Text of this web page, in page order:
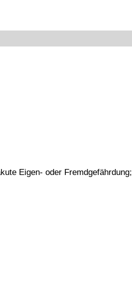
Eigen- oder Fremdgefährdung;